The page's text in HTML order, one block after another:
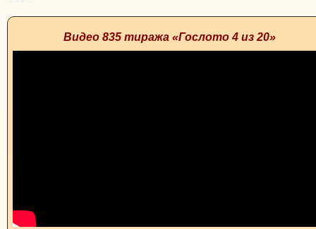
Видео 835 тиража «Гослото 4 из 20»